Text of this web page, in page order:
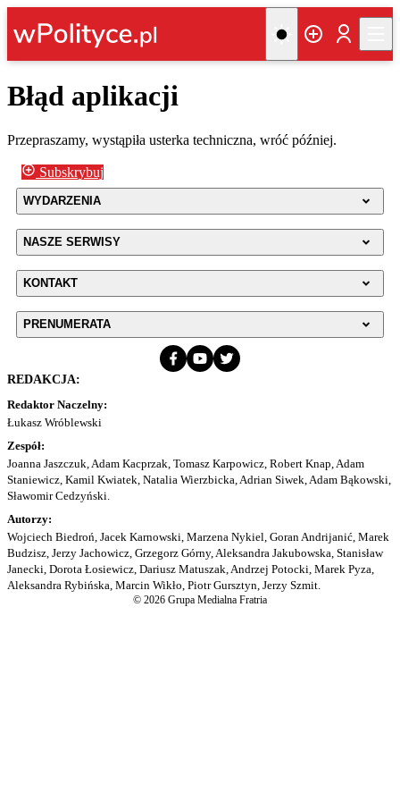
Błąd aplikacji
Przepraszamy, wystąpiła usterka techniczna, wróć później.
Subskrybuj
WYDARZENIA
NASZE SERWISY
KONTAKT
PRENUMERATA
REDAKCJA:
Redaktor Naczelny:
Łukasz Wróblewski
Zespół:
Joanna Jaszczuk, Adam Kacprzak, Tomasz Karpowicz, Robert Knap, Adam
Staniewicz, Kamil Kwiatek, Natalia Wierzbicka, Adrian Siwek, Adam Bąkowski,
Sławomir Cedzyński.
Autorzy:
Wojciech Biedroń, Jacek Karnowski, Marzena Nykiel, Goran Andrijanić, Marek
Budzisz, Jerzy Jachowicz, Grzegorz Górny, Aleksandra Jakubowska, Stanisław
Janecki, Dorota Łosiewicz, Dariusz Matuszak, Andrzej Potocki, Marek Pyza,
Aleksandra Rybińska, Marcin Wikło, Piotr Gursztyn, Jerzy Szmit.
© 2026 Grupa Medialna Fratria